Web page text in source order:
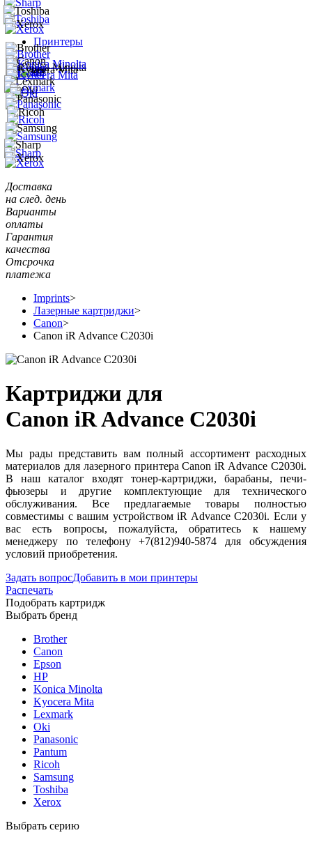
Принтеры
Доставка
на след. день
Варианты
оплаты
Гарантия
качества
Отсрочка
платежа
Imprints>
Лазерные картриджи>
Canon>
Canon iR Advance C2030i
Картриджи для
Canon iR Advance C2030i
Мы рады представить вам полный ассортимент расходных
материалов для лазерного принтера Canon iR Advance C2030i.
В наш каталог входят тонер-картриджи, барабаны, печи-
фьюзеры и другие комплектующие для технического
обслуживания. Все предлагаемые товары полностью
совместимы с вашим устройством iR Advance C2030i. Если у
вас есть вопросы, пожалуйста, обратитесь к нашему
менеджеру по телефону +7(812)940-5874 для обсуждения
условий приобретения.
Задать вопросДобавить в мои принтеры
Распечать
Подобрать картридж
Выбрать бренд
Brother
Canon
Epson
HP
Konica Minolta
Kyocera Mita
Lexmark
Oki
Panasonic
Pantum
Ricoh
Samsung
Toshiba
Xerox
Выбрать серию